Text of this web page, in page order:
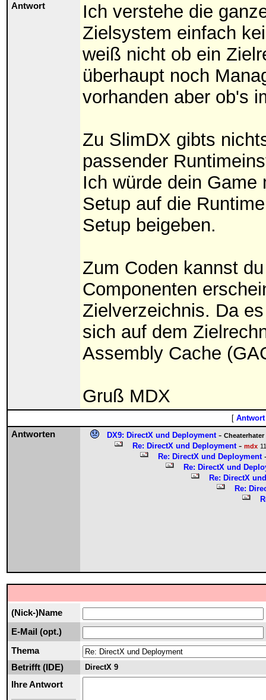
Antwort
Ich verstehe die
Zielsystem einfach
weiß nicht ob ein
überhaupt noch
vorhanden aber ob's
Zu SlimDX gibts
passender
Ich würde dein
Setup auf die
Setup beigeben.
Zum Coden kannst
Componenten
Zielverzeichnis. Da
sich auf dem
Assembly Cache
Gruß MDX
[
Antworten DX9: DirectX und Deployment - Cheaterhater
Re: DirectX und Deployment - mdx
Re: DirectX und Deployment
Re: DirectX und
Re: DirectX
Re:
(Nick-)Name
E-Mail (opt.)
Thema
Betrifft (IDE)
DirectX 9
Ihre Antwort